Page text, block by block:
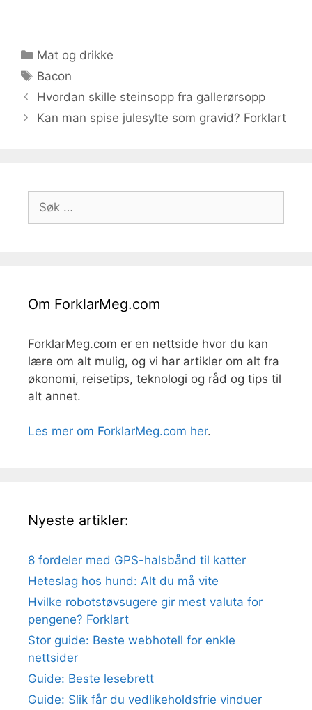
Kategorier
Mat og drikke
Stikkord
Bacon
Hvordan skille steinsopp fra gallerørsopp
Kan man spise julesylte som gravid? Forklart
etter:
Om ForklarMeg.com
ForklarMeg.com er en nettside hvor du kan
lære om alt mulig, og vi har artikler om alt fra
økonomi, reisetips, teknologi og råd og tips til
alt annet.
Les mer om ForklarMeg.com her.
Nyeste artikler:
8 fordeler med GPS-halsbånd til katter
Heteslag hos hund: Alt du må vite
Hvilke robotstøvsugere gir mest valuta for
pengene? Forklart
Stor guide: Beste webhotell for enkle
nettsider
Guide: Beste lesebrett
Guide: Slik får du vedlikeholdsfrie vinduer